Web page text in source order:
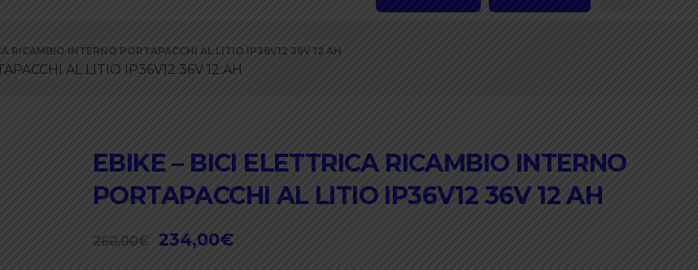
RICAMBIO INTERNO PORTAPACCHI AL LITIO IP36V12 36V 12 AH
AL LITIO IP36V12 36V 12 AH
EBIKE – BICI ELETTRICA RICAMBIO INTERNO
PORTAPACCHI AL LITIO IP36V12 36V 12 AH
260,00€
Il
234,00€